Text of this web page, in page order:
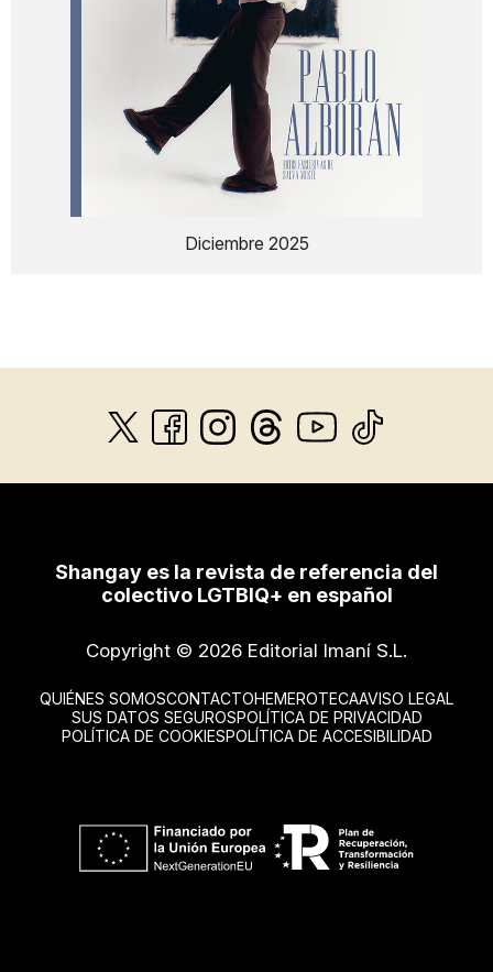
Diciembre 2025
Shangay es la revista de referencia del
colectivo LGTBIQ+ en español
Copyright © 2026 Editorial Imaní S.L.
QUIÉNES SOMOSCONTACTOHEMEROTECAAVISO LEGAL
SUS DATOS SEGUROSPOLÍTICA DE PRIVACIDAD
POLÍTICA DE COOKIESPOLÍTICA DE ACCESIBILIDAD